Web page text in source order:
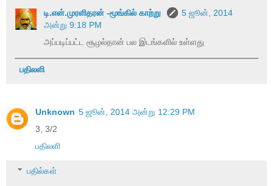
டி.என்.முரளிதரன் -மூங்கில் காற்று
5 ஜூன், 2014
அன்று 9:18 PM
அப்படிப்பட்ட சூழல்தான் பல இடங்களில் உள்ளது
பதிலளி
Unknown 5 ஜூன், 2014 அன்று 12:29 PM
3, 3/2
பதிலளி
பதில்கள்